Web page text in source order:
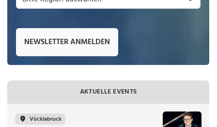
NEWSLETTER ANMELDEN
AKTUELLE EVENTS
Vöcklabruck